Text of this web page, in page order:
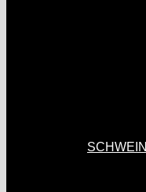
SCHWEIN